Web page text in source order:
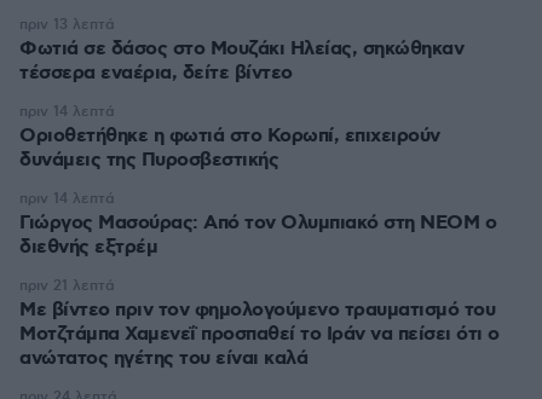
Φωτιά σε δάσος στο Μουζάκι Ηλείας, σηκώθηκαν
τέσσερα εναέρια, δείτε βίντεο
πριν 13 λεπτά
Οριοθετήθηκε η φωτιά στο Κορωπί, επιχειρούν
δυνάμεις της Πυροσβεστικής
πριν 14 λεπτά
Γιώργος Μασούρας: Από τον Ολυμπιακό στη ΝΕΟΜ ο
διεθνής εξτρέμ
πριν 14 λεπτά
Με βίντεο πριν τον φημολογούμενο τραυματισμό του
Μοτζτάμπα Χαμενεΐ προσπαθεί το Ιράν να πείσει ότι ο
ανώτατος ηγέτης του είναι καλά
πριν 21 λεπτά